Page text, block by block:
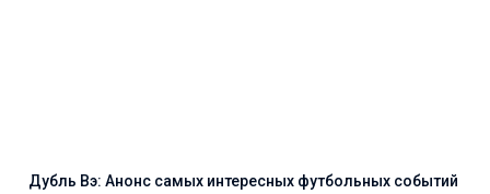
Дубль Вэ: Анонс самых интересных футбольных событий